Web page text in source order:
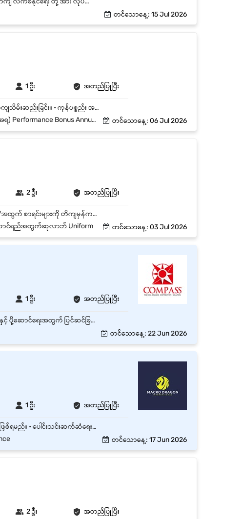
တင်သောနေ့: 15 Jul 2026
1 ဦး အတည်ပြုပြီး
• ကုန်ပစ္စည်းများကို လက်ခံခြင်း ၊ အရေအတွက်နှင့် အရည်အသွေးကို စစ်ဆေးခြင်းနှင့် စနစ်တကျသိမ်းဆည်းခြင်း။ • ကုန်ပစ္စည်း အဝင်/အထွက် စာရင်းများကို တိကျ မှန်ကန်စွာ မှတ်တမ်းတင်ခြင်း (စနစ်တကျ ဖြည့်သွင်းခြင်း။ • ပေးပို့ရန်ရှိသော Order များအတိုင်း ပစ္စည်းများကို ရွေးထုတ်ခြင်း (Picking) နှင့် ထုတ်ပိုးခြင်း (Packing) • ပုံမှန် ကုန်ပစ္စည်းလက်ကျန် စစ်ဆေးခြင်း (Stock Counting / Inventory ) များတွင် ပူးပေါင်းပါဝင် ဆောင်ရွက် ခြင်း။ • ဂိုထောင်အတွင်းရှိ ပစ္စည်းများကို First-In , First-Out (FIFO) စနစ်ဖြင့် စနစ်တကျ စီစဉ် ထားရှိခြင်း။
Annual Leave နှင့် Public Holidays တင်သောနေ့: 06 Jul 2026
2 ဦး အတည်ပြုပြီး
ကုန်ပစ္စည်းများ လက်ခံခြင်း၊ စစ်ဆေးခြင်းနှင့် စနစ်တကျ သိမ်းဆည်းခြင်း။ ကုန်ပစ္စည်း အဝင်/အထွက် စာရင်းများကို တိကျမှန်ကန်စွာ မှတ်တမ်းတင်ခြင်း။ Order များအတိုင်း ပစ္စည်းများကို ရွေးထုတ် (Picking)၊ ထုပ်ပိုး (Packing) ပြုလုပ်ခြင်း။ ကုန်ပစ္စည်း တင်ခြင်း၊ ချခြင်းနှင့် လိုအပ်သလို သယ်ယူပို့ဆောင်ရေးတွင် ကူညီဆောင်ရွက်ခြင်း။ ဂိုဒေါင်အတွင်း သန့်ရှင်းသပ်ရပ်မှုနှင့် လုံခြုံရေးစည်းကမ်းများကို လိုက်နာထိန်းသိမ်းခြင်း။ Stock Count နှင့် Inventory စစ်ဆေးမှုများတွင် ပါဝင်ဆောင်ရွက်ခြင်း။ Supervisor မှ တာဝန်ပေးအပ်သော အခြားလုပ်ငန်းများကို ဆောင်ရွက်ခြင်း။
ောင်ရည်အတွက်ဆုလာဘ် Uniform တင်သောနေ့: 03 Jul 2026
1 ဦး အတည်ပြုပြီး
• ပစ္စည်းများ၏ အဝင် / အထွက် စာရင်းများကို စစ်ဆေးခြင်း • ပစ္စည်းလက်ခံခြင်း၊ ထုပ်ပိုးခြင်းနှင့် ပို့ဆောင်ရေးအတွက် ပြင်ဆင်ခြင်း • Warehouse အတွင်း ပစ္စည်းများကို စနစ်တကျ စီစဉ်သိမ်းဆည်းခြင်း • Stock Count နှင့် Inventory စာရင်းများအား မှန်ကန်စွာ ထိန်းသိမ်းခြင်း • သက်ဆိုင်ရာဌာနများနှင့် ပူးပေါင်းဆောင်ရွက်ခြင်း • Warehouse Supervisor ၏ လမ်းညွှန်ချက်များအတိုင်း တာဝန်များ ထမ်းဆောင်ခြင်း
တင်သောနေ့: 22 Jun 2026
1 ဦး အတည်ပြုပြီး
• ပစ္စည်းများကို ကောင်းမွန်စွာနေရာချထိန်းသိမ်းနိုင်သူဖြစ်ရမည်။ • အသက် (25)နှစ်အထက်ဖြစ်ရမည်။ • ပေါင်းသင်းဆက်ဆံရေးပြေပြစ်ရမည်။
တင်သောနေ့: 17 Jun 2026
2 ဦး အတည်ပြုပြီး